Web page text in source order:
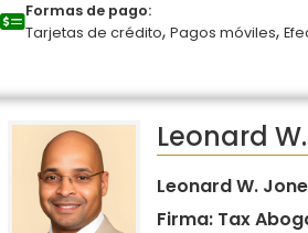
Formas de pago:
Tarjetas de crédito, Pagos móviles,
Leonard
Leonard W.
Firma: Tax